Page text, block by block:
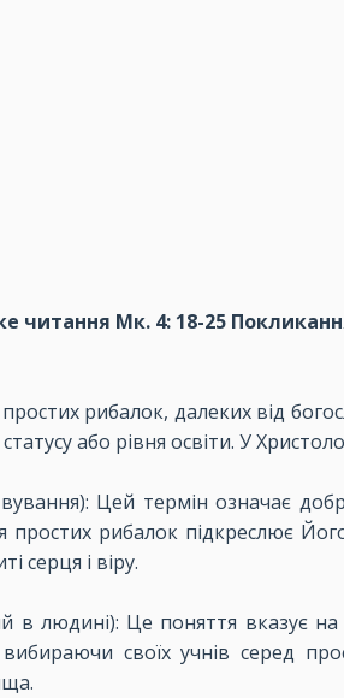
читання Мк. 4: 18-25
рибалок, далеких від
або рівня освіти. У
Цей термін означає
простих рибалок підкреслює
серця і віру.
в людині): Це поняття вказує
вибираючи своїх учнів серед